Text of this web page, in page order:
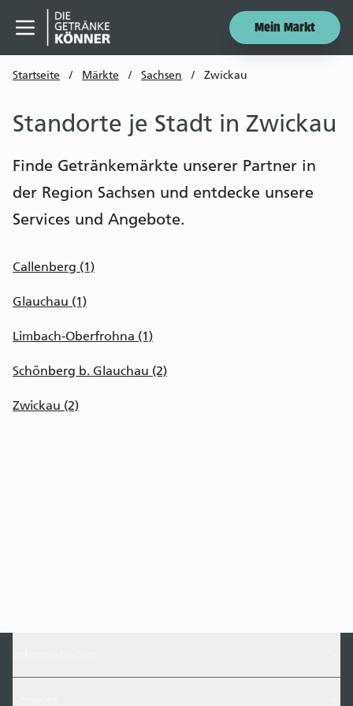
Menü öffnen
Mein Markt
Startseite / Märkte / Sachsen / Zwickau
Standorte je Stadt in Zwickau
Finde Getränkemärkte unserer Partner in
der Region Sachsen und entdecke unsere
Services und Angebote.
Callenberg (1)
Glauchau (1)
Limbach-Oberfrohna (1)
Schönberg b. Glauchau (2)
Zwickau (2)